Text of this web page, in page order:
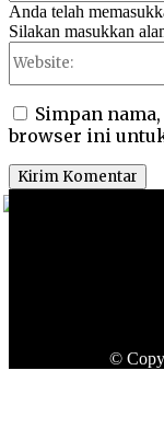
Anda telah
Silakan masukkan
Simpan
browser ini
©